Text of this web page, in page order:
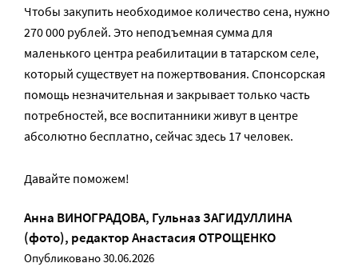
Чтобы закупить необходимое количество сена, нужно
270 000 рублей. Это неподъемная сумма для
маленького центра реабилитации в татарском селе,
который существует на пожертвования. Спонсорская
помощь незначительная и закрывает только часть
потребностей, все воспитанники живут в центре
абсолютно бесплатно, сейчас здесь 17 человек.
Давайте поможем!
Анна ВИНОГРАДОВА, Гульназ ЗАГИДУЛЛИНА
(фото), редакторАнастасия ОТРОЩЕНКО
Опубликовано 30.06.2026